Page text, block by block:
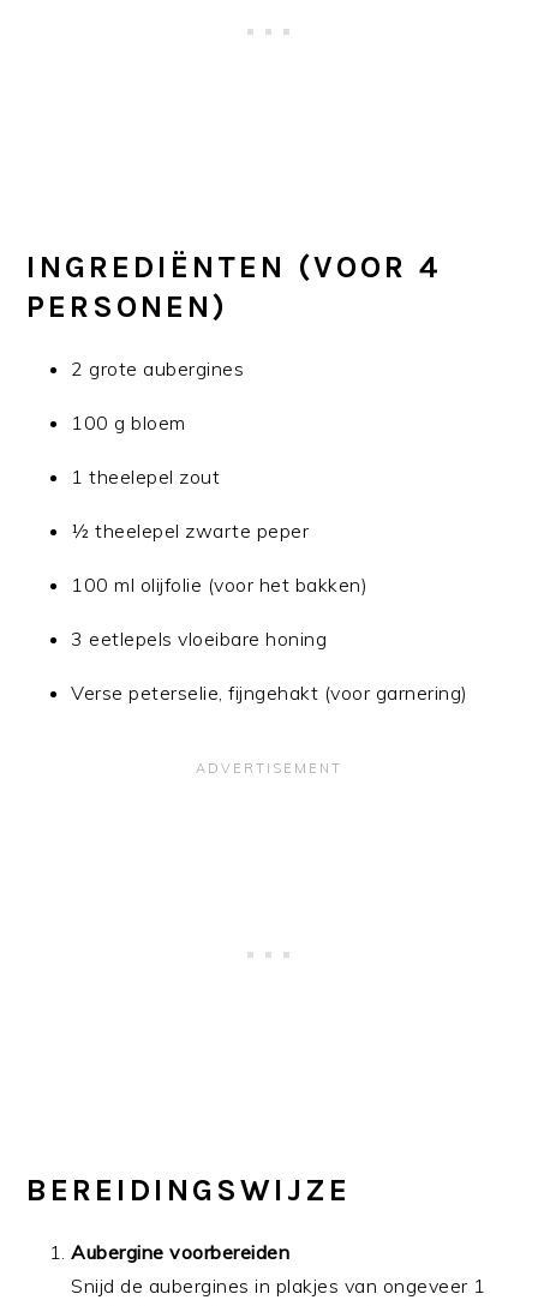
INGREDIËNTEN (VOOR 4
PERSONEN)
2 grote aubergines
100 g bloem
1 theelepel zout
½ theelepel zwarte peper
100 ml olijfolie (voor het bakken)
3 eetlepels vloeibare honing
Verse peterselie, fijngehakt (voor garnering)
BEREIDINGSWIJZE
Aubergine voorbereiden
Snijd de aubergines in plakjes van ongeveer 1